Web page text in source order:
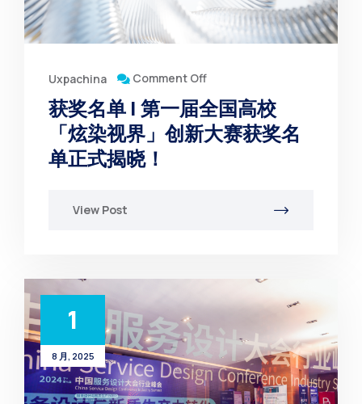
Uxpachina Comment Off
获奖名单 | 第一届全国高校
「炫染视界」创新大赛获奖名
单正式揭晓！
View Post
1
8 月, 2025